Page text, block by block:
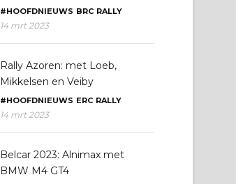
#HOOFDNIEUWS BRC RALLY
14 mrt 2023
Rally Azoren: met Loeb,
Mikkelsen en Veiby
#HOOFDNIEUWS ERC RALLY
14 mrt 2023
Belcar 2023: Alnimax met
BMW M4 GT4